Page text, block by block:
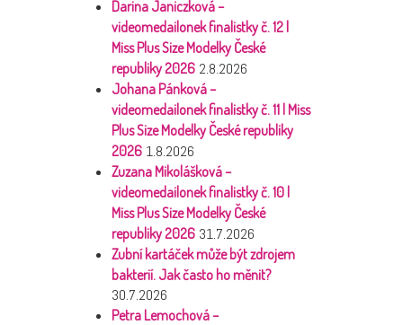
Darina Janiczková –
videomedailonek finalistky č. 12 |
Miss Plus Size Modelky České
republiky 2026 2.8.2026
Johana Pánková –
videomedailonek finalistky č. 11 | Miss
Plus Size Modelky České republiky
2026 1.8.2026
Zuzana Mikolášková –
videomedailonek finalistky č. 10 |
Miss Plus Size Modelky České
republiky 2026 31.7.2026
Zubní kartáček může být zdrojem
bakterií. Jak často ho měnit?
30.7.2026
Petra Lemochová –